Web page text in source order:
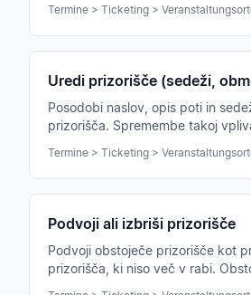
Termine > Ticketing >
Uredi prizorišče (sedeži,
Posodobi naslov, opis poti in
prizorišča. Spremembe takoj
Termine > Ticketing >
Podvoji ali izbriši prizorišče
Podvoji obstoječe prizorišče kot
prizorišča, ki niso več v rabi.